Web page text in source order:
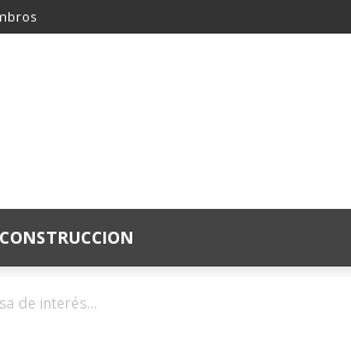
CONSTRUCCION
de interés...